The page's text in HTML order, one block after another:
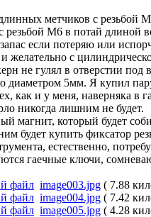
метчиков с резьбой
резьбой M6 в потай длиной
если потеряю или
желательно с
не гулял в отверстии под
диаметром 5мм. Я купил
как и у меня, наверняка в
никогда лишним не будет.
магнит, который будет
будет купить фиксатор
естественно,
гаечные ключи,
image003.jpg ( 7.88
image004.jpg ( 7.42
image005.jpg ( 4.28